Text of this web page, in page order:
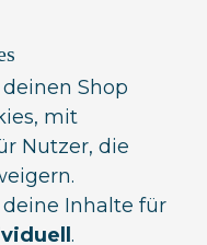
Shop
mit
Nutzer, die
deine Inhalte für
.